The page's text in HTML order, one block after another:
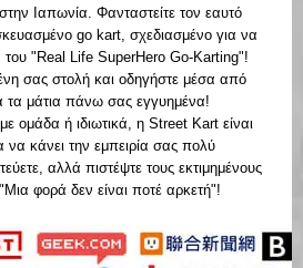
Ιαπωνία. Φανταστείτε τον εαυτό
go kart, σχεδιασμένο για να
του "Real Life SuperHero Go-Karting"!
σας στολή και οδηγήστε μέσα από
τα μάτια πάνω σας εγγυημένα!
ομάδα ή ιδιωτικά, η Street Kart είναι
να κάνει την εμπειρία σας πολύ
αλλά πιστέψτε τους εκτιμημένους
φορά δεν είναι ποτέ αρκετή"!